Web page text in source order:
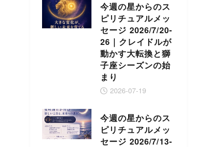
今週の星からのス
ピリチュアルメッ
セージ 2026/7/20-
26｜クレイドルが
動かす大転換と獅
子座シーズンの始
まり
2026-07-19
今週の星からのス
ピリチュアルメッ
セージ 2026/7/13-